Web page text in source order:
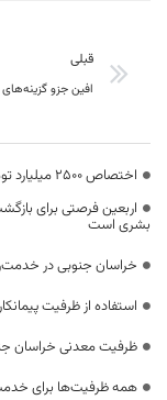
قبلی
اختصاص 2500 میلیارد تومان برای توسعه راه‌های دوبانده خراسان جنوبی
اربعین فرصتی برای
بشری است
خراسان جنوبی در
استفاده از ظرفیت
ظرفیت معدنی خراسان
همه ظرفیت‌ها برای